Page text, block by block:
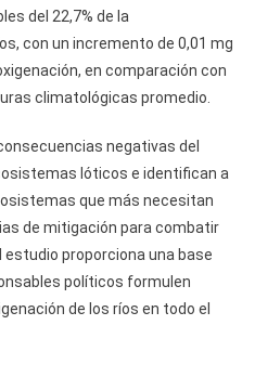
del 22,7% de la
con un incremento de 0,01 mg
en comparación con
climatológicas promedio.
negativas del
lóticos e identifican a
que más necesitan
de mitigación para combatir
estudio proporciona una base
políticos formulen
de los ríos en todo el